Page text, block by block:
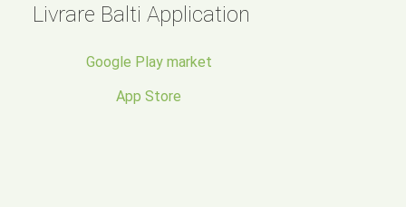
Livrare Balti Application